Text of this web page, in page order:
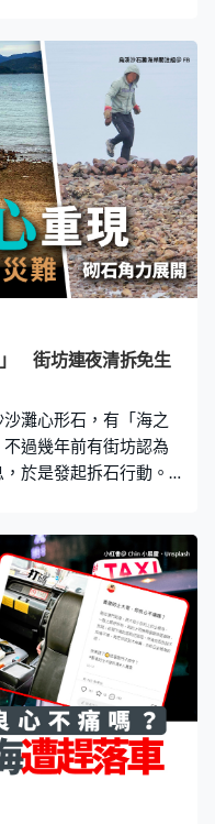
時啟動風險管理應變
民於於Facebook群組
：「其實發生咩事
出海面，不斷有黑色
一樣。 更多熱門文章
隧後遭趕下車 發文
水灣交通意外 青年突
的司機疑揀客 拒載旅
瘋傳：唔開就走！ 目
男聲對話，其中一名
啊？個海爆喉啊？個
「唔知啊，唔知啊，
魚啊？」另一端的男
街坊連夜清拆免生
灘心形石，有「海之
過幾年前有街坊認為
於是發起拆石行動。
原因及困難之處。 更
格＋費用＋所需文
Cam片揭淺水灣交通
不及撞倒綠的司機疑
同行鬧爆影片瘋傳：
石 早前，有街坊在「烏
沙沙灘沿岸又出現一
送小朋友上學，未能及
片可見，一名灰白髮
現當時已出現一個以